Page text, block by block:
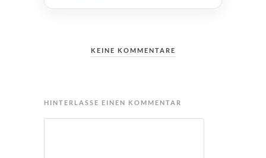
KEINE KOMMENTARE
HINTERLASSE EINEN KOMMENTAR